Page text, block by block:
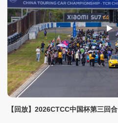
【回放】2026CTCC中国杯第三回合